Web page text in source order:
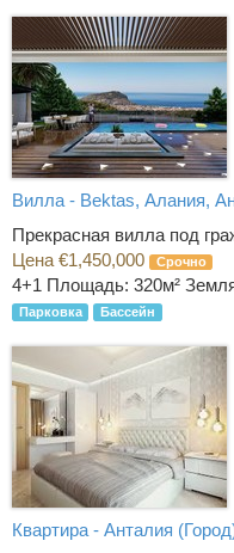
Вилла - Bektas, Алания,
Прекрасная вилла под
Цена €1,450,000
Срочно
4+1 Площадь: 320м²
Парковка Бассейн
Квартира - Анталия